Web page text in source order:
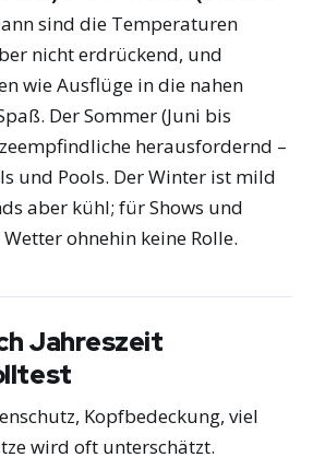
sind die Temperaturen
nicht erdrückend, und
wie Ausflüge in die nahen
Der Sommer (Juni bis
herausfordernd –
und Pools. Der Winter ist mild
aber kühl; für Shows und
ohnehin keine Rolle.
Jahreszeit
Kopfbedeckung, viel
wird oft unterschätzt.